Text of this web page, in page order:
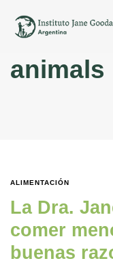
animals
ALIMENTACIÓN
La Dra.
comer
buenas